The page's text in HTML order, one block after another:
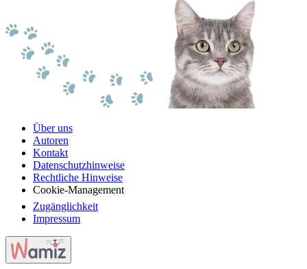
Über uns
Autoren
Kontakt
Datenschutzhinweise
Rechtliche Hinweise
Cookie-Management
Zugänglichkeit
Impressum